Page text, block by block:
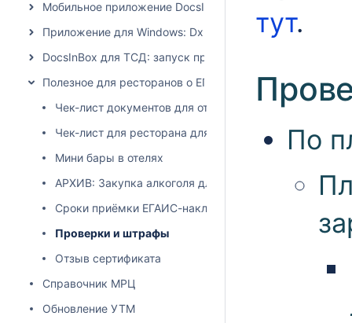
Мобильное приложение DocsInBox
Приложение для Windows: Dxbx.Desktop
DocsInBox для ТСД: запуск приложения на терминалах
Полезное для ресторанов о ЕГАИС
Чек-лист документов для открытия ресторана
Чек-лист для ресторана для начала продажи
Мини бары в отелях
АРХИВ: Закупка алкоголя для кондитерских
Сроки приёмки ЕГАИС-накладной
Проверки и штрафы
Отзыв сертификата
Справочник МРЦ
Обновление УТМ
тут.
По